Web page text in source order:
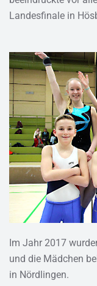
Landesfinale in
Im Jahr 2017
und die Mädchen
in Nördlingen.